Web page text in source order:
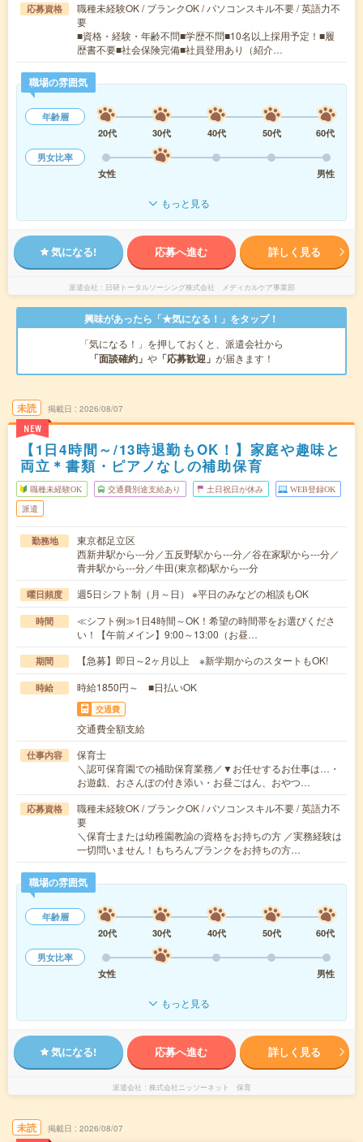
応募資格
職種未経験OK / ブランクOK / パソコンスキル不要 / 英語力不
要
■資格・経験・年齢不問■学歴不問■10名以上採用予定！■履
歴書不要■社会保険完備■社員登用あり（紹介…
職場の雰囲気
年齢層
20代
30代 40代 50代
60代
男女比率
女性
男性
もっと見る
気になる! 応募へ進む 詳しく見る
派遣会社 日研トータルソーシング株式会社 メディカルケア事業部
興味があったら「★気になる！」をタップ！
「気になる！」を押しておくと、派遣会社から
「面談確約」 や 「応募歓迎」 が届きます！
未読
NEW
掲載日 2026/08/07
【1日4時間～/13時退勤もOK！】家庭や趣味と
両立＊書類・ピアノなしの補助保育
職種未経験OK 交通費別途支給あり 土日祝日が休み WEB登録OK
派遣
勤務地
東京都足立区
西新井駅から---分／五反野駅から---分／谷在家駅から---分／
青井駅から---分／牛田(東京都)駅から---分
曜日頻度 週5日シフト制（月～日） ※平日のみなどの相談もOK
時間
≪シフト例≫1日4時間～OK！希望の時間帯をお選びくださ
い！【午前メイン】9:00～13:00（お昼…
期間 【急募】即日～2ヶ月以上 ※新学期からのスタートもOK!
時給 時給1850円～ ■日払いOK
交通費
交通費全額支給
仕事内容
保育士
＼認可保育園での補助保育業務／▼お任せするお仕事は…・
お遊戯、おさんぽの付き添い・お昼ごはん、おやつ…
応募資格
職種未経験OK / ブランクOK / パソコンスキル不要 / 英語力不
要
＼保育士または幼稚園教諭の資格をお持ちの方 ／実務経験は
一切問いません！もちろんブランクをお持ちの方…
職場の雰囲気
年齢層
20代
30代 40代 50代
60代
男女比率
女性
男性
もっと見る
気になる! 応募へ進む 詳しく見る
派遣会社 株式会社ニッソーネット 保育
未読 掲載日 2026/08/07